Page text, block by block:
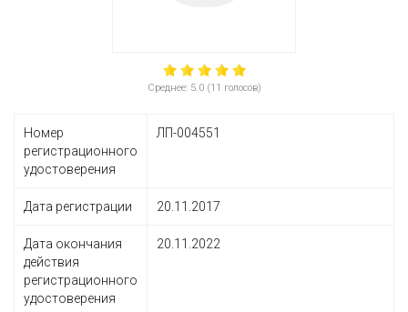
Среднее: 5.0 (11 голосов)
Номер
регистрационного
удостоверения
ЛП-004551
Дата регистрации 20.11.2017
Дата окончания
действия
регистрационного
удостоверения
20.11.2022